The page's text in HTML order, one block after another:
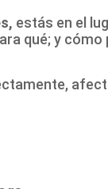
, estás en el
qué; y cómo